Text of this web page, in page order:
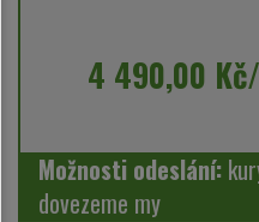
4 490,00
Možnosti odeslání:
dovezeme my